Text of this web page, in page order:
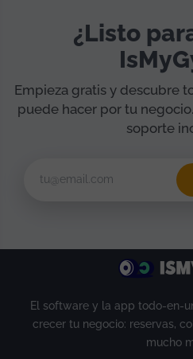
¿Listo
Empieza gratis y descubre
puede hacer por tu
soporte
El software y la app todo-en-
crecer tu negocio: reservas,
mucho